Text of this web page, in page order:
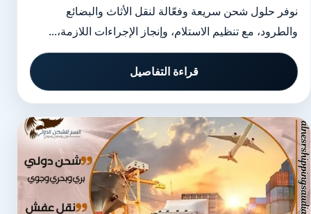
نوفر حلول شحن سريعة وفعّالة لنقل الأثاث والبضائع
والطرود، مع تنظيم الاستلام، وإنجاز الإجراءات اللازمة،...
قراءة التفاصيل